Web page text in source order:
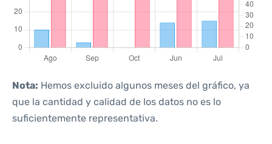
Nota: Hemos excluido algunos meses del gráfico, ya
que la cantidad y calidad de los datos no es lo
suficientemente representativa.